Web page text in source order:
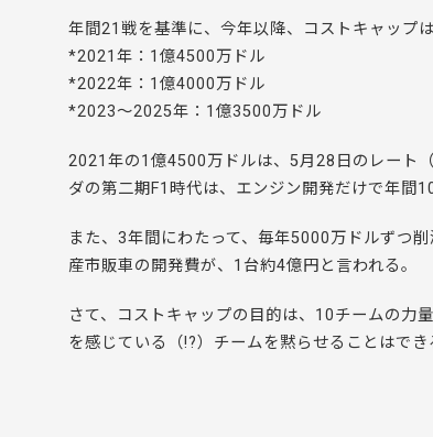
年間21戦を基準に、今年以降、コストキャップ
*2021年：1億4500万ドル
*2022年：1億4000万ドル
*2023〜2025年：1億3500万ドル
2021年の1億4500万ドルは、5月28日のレート
ダの第二期F1時代は、エンジン開発だけで年間
また、3年間にわたって、毎年5000万ドルずつ
産市販車の開発費が、1台約4億円と言われる。
さて、コストキャップの目的は、10チームの力
を感じている（!?）チームを黙らせることはでき